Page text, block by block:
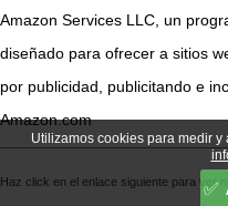
Amazon Services LLC, un
diseñado para ofrecer a sitios
por publicidad, publicitando e
Amazon.com
Haz click en el enlace siguiente para ver
Utilizamos cookies para medir